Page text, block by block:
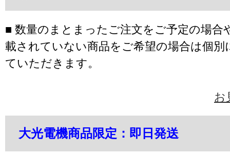
■ 数量のまとまったご注文をご予定の場合
載されていない商品をご希望の場合は個別
ていただきます。
お
大光電機商品限定：即日発送